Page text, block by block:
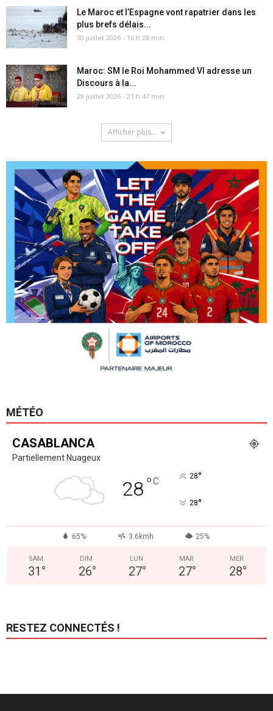
Le Maroc et l’Espagne vont rapatrier dans les
plus brefs délais...
30 juillet 2026 - 16 h 28 min
Maroc: SM le Roi Mohammed VI adresse un
Discours à la...
29 juillet 2026 - 21 h 47 min
Afficher plus...
MÉTÉO
CASABLANCA
Partiellement Nuageux
28°C 28°
28°
65% 3.6kmh 25%
SAM
31 °
DIM
26°
LUN
27°
MAR
27°
MER
28°
RESTEZ CONNECTÉS !